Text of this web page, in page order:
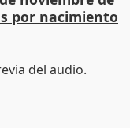
por nacimiento